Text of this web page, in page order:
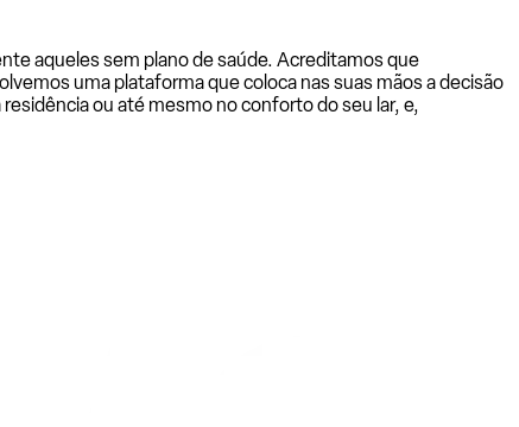
aqueles sem plano de saúde. Acreditamos que
uma plataforma que coloca nas suas mãos a decisão
ou até mesmo no conforto do seu lar, e,